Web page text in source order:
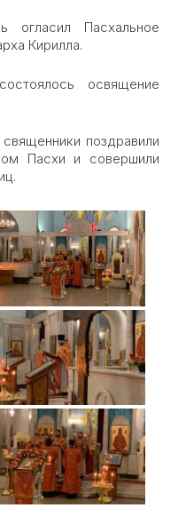
огласил Пасхальное
Кирилла.
освящение
поздравили
Пасхи и совершили